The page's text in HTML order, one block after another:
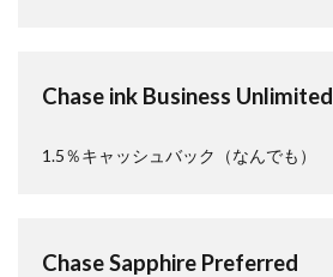
Chase ink Business Unlimited
1.5％キャッシュバック（なんでも）
Chase Sapphire Preferred